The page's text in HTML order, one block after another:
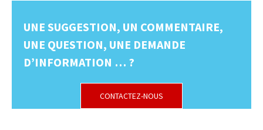
UNE SUGGESTION, UN COMMENTAIRE,
UNE QUESTION, UNE DEMANDE
D’INFORMATION … ?
CONTACTEZ-NOUS